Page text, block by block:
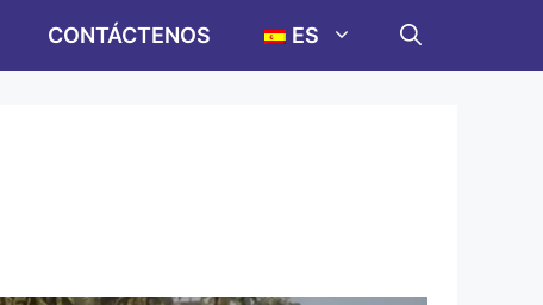
CONTÁCTENOS ES